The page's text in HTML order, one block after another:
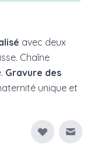
avec deux
Chaîne
Gravure des
unique et